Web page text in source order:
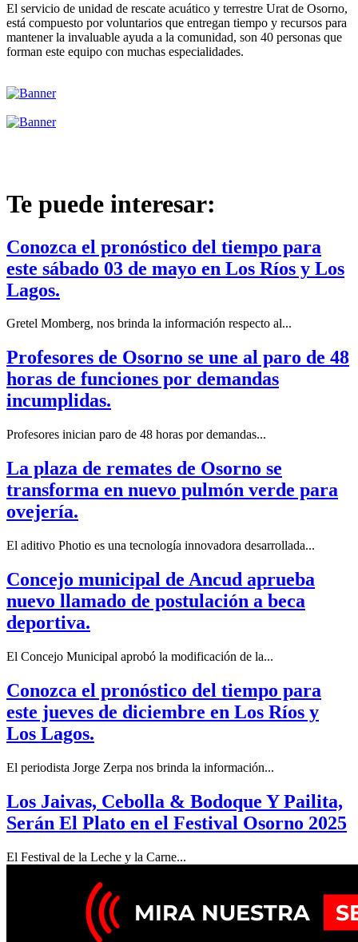
El servicio de unidad de rescate acuático y terrestre Urat de Osorno,
está compuesto por voluntarios que entregan tiempo y recursos para
mantener la invaluable ayuda a la comunidad, son 40 personas que
forman este equipo con muchas especialidades.
Te puede interesar:
Conozca el pronóstico del tiempo para
este sábado 03 de mayo en Los Ríos y Los
Lagos.
Gretel Momberg, nos brinda la información respecto al...
Profesores de Osorno se une al paro de 48
horas de funciones por demandas
incumplidas.
Profesores inician paro de 48 horas por demandas...
La plaza de remates de Osorno se
transforma en nuevo pulmón verde para
ovejería.
El aditivo Photio es una tecnología innovadora desarrollada...
Concejo municipal de Ancud aprueba
nuevo llamado de postulación a beca
deportiva.
El Concejo Municipal aprobó la modificación de la...
Conozca el pronóstico del tiempo para
este jueves de diciembre en Los Ríos y
Los Lagos.
El periodista Jorge Zerpa nos brinda la información...
Los Jaivas, Cebolla & Bodoque Y Pailita,
Serán El Plato en el Festival Osorno 2025
El Festival de la Leche y la Carne...